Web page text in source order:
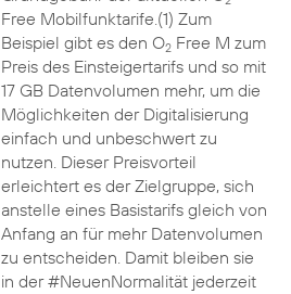
Free Mobilfunktarife.(1) Zum
Beispiel gibt es den O2Free M zum
Preis des Einsteigertarifs und so mit
17 GB Datenvolumen mehr, um die
Möglichkeiten der Digitalisierung
einfach und unbeschwert zu
nutzen. Dieser Preisvorteil
erleichtert es der Zielgruppe, sich
anstelle eines Basistarifs gleich von
Anfang an für mehr Datenvolumen
zu entscheiden. Damit bleiben sie
in der #NeuenNormalität jederzeit